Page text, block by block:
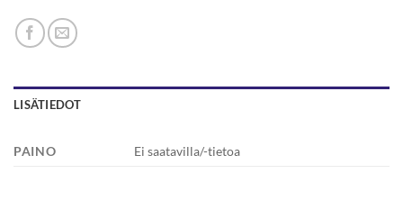
LISÄTIEDOT
PAINO Ei saatavilla/-tietoa